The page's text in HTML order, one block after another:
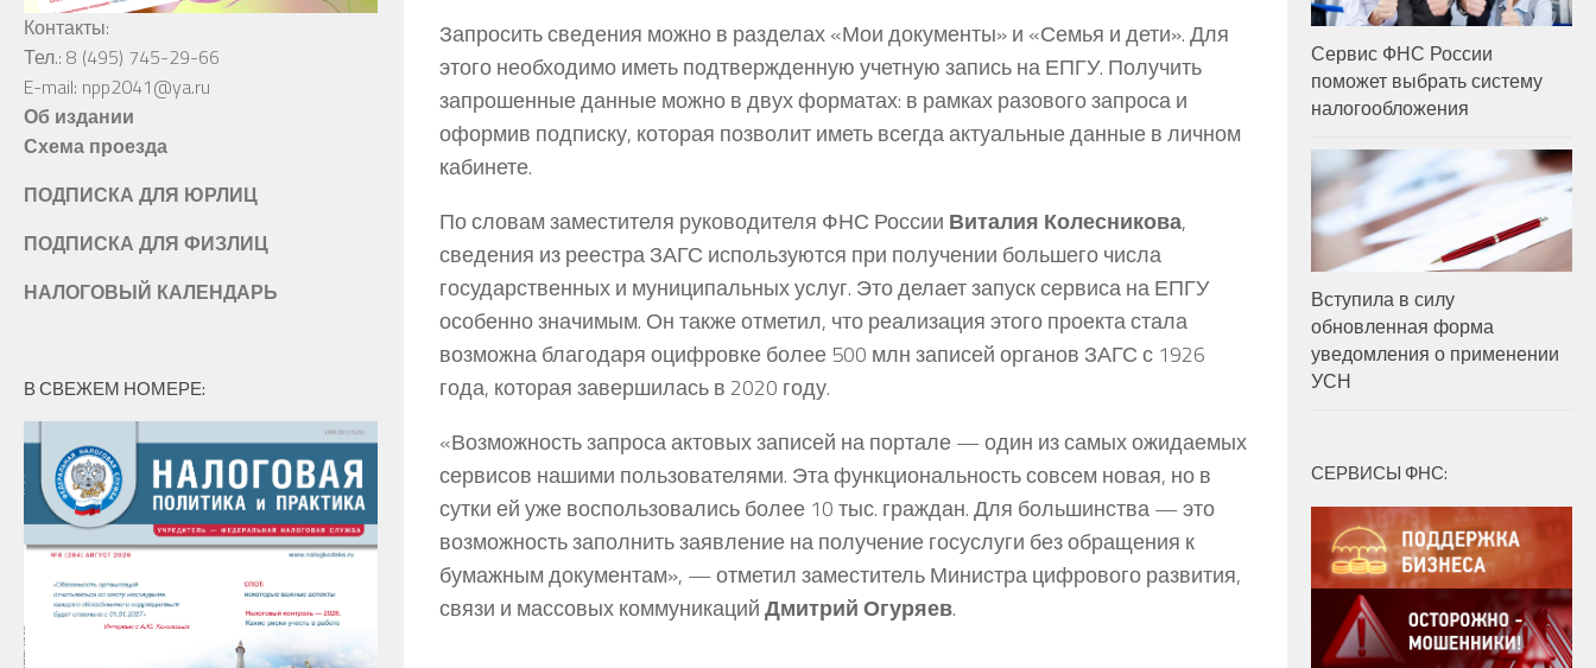
Запросить сведения можно в разделах «Мои документы» и «Семья и дети». Для
этого необходимо иметь подтвержденную учетную запись на ЕПГУ. Получить
запрошенные данные можно в двух форматах: в рамках разового запроса и
оформив подписку, которая позволит иметь всегда актуальные данные в личном
кабинете.
По словам заместителя руководителя ФНС России Виталия Колесникова,
сведения из реестра ЗАГС используются при получении большего числа
государственных и муниципальных услуг. Это делает запуск сервиса на ЕПГУ
особенно значимым. Он также отметил, что реализация этого проекта стала
возможна благодаря оцифровке более 500 млн записей органов ЗАГС с 1926
года, которая завершилась в 2020 году.
«Возможность запроса актовых записей на портале — один из самых ожидаемых
сервисов нашими пользователями. Эта функциональность совсем новая, но в
сутки ей уже воспользовались более 10 тыс. граждан. Для большинства — это
возможность заполнить заявление на получение госуслуги без обращения к
бумажным документам», — отметил заместитель Министра цифрового развития,
связи и массовых коммуникацийДмитрий Огуряев.
Контакты:
Тел.: 8 (495) 745-29-66
E-mail: npp2041@ya.ru
Об издании
Схема проезда
ПОДПИСКА ДЛЯ ЮРЛИЦ
ПОДПИСКА ДЛЯ ФИЗЛИЦ
НАЛОГОВЫЙ КАЛЕНДАРЬ
В СВЕЖЕМ НОМЕРЕ:
Сервис ФНС России
поможет выбрать систему
налогообложения
Вступила в силу
обновленная форма
уведомления о применении
УСН
СЕРВИСЫ ФНС: